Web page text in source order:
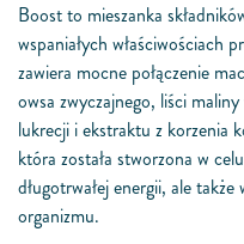
Boost to mieszanka
wspaniałych właściwościach
zawiera mocne połączenie
owsa zwyczajnego, liści
lukrecji i ekstraktu z korzenia
która została stworzona w
długotrwałej energii, ale
organizmu.